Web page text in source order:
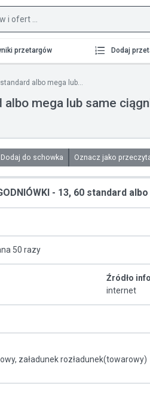
przetargów Dodaj
standard albo mega lub...
albo mega lub same
Dodaj do schowka Oznacz jako
- 13, 60 standard
50 razy
Źródło
internet
załadunek rozładunek(towarowy)